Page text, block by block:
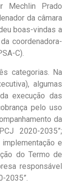
Mechlin Prado
da câmara
boas-vindas a
coordenadora-
C).
categorias. Na
algumas
execução das
pelo uso
da
2020-2035”;
e
do Termo de
responsável
2035”.